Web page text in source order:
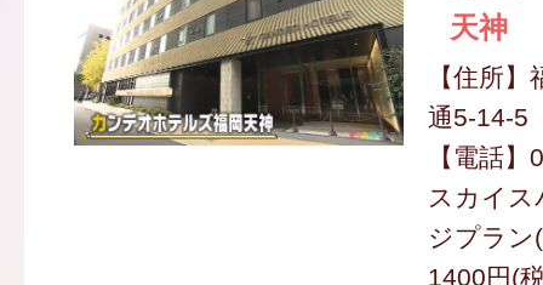
天神
【住所
通5-14-5
【電話
スカイ
ジプラン
1400円(